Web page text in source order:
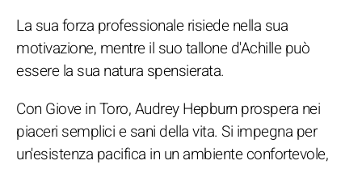
La sua forza professionale risiede nella sua
motivazione, mentre il suo tallone d'Achille può
essere la sua natura spensierata.
Con Giove in Toro, Audrey Hepburn prospera nei
piaceri semplici e sani della vita. Si impegna per
un'esistenza pacifica in un ambiente confortevole,